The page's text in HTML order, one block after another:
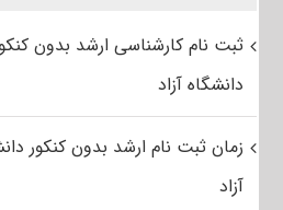
ثبت نام کارشناسی ارشد بدون
دانشگاه آزاد
زمان ثبت نام ارشد بدون کنکور
آزاد